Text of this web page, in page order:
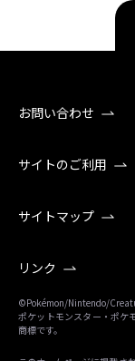
お問い合わせ
サイトのご利用
サイトマップ
リンク
©Pokémon/Nintendo/
ポケットモンスター・ポケ
商標です。